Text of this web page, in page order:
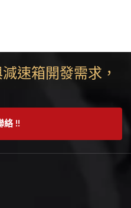
速箱開發需求，
絡 !!